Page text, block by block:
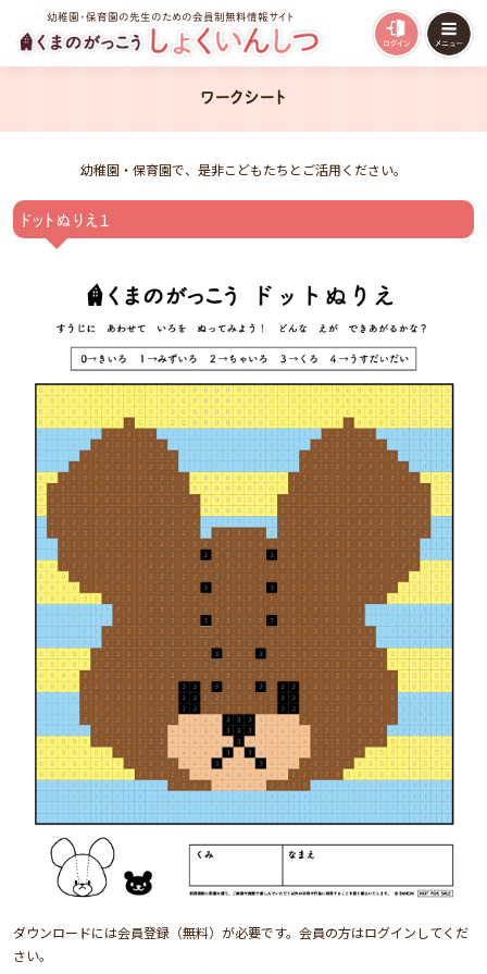
幼稚園・保育園の先生のための会員制無料情報サイト
ワークシート
幼稚園・保育園で、是非こどもたちとご活用ください。
ドットぬりえ１
ダウンロードには会員登録（無料）が必要です。会員の方はログインしてくだ
さい。